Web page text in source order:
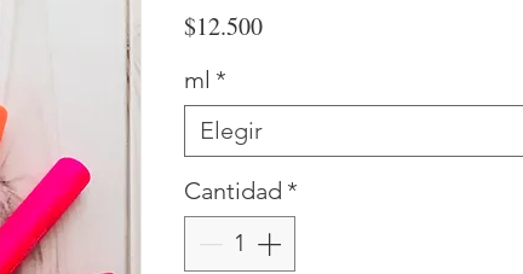
$12.500Precio
ml *
Elegir
Cantidad *